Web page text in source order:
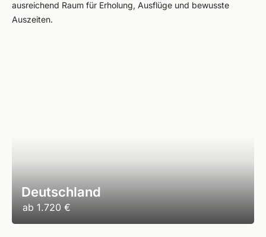
ausreichend Raum für Erholung, Ausflüge und bewusste
Auszeiten.
Deutschland
ab 1.720 €